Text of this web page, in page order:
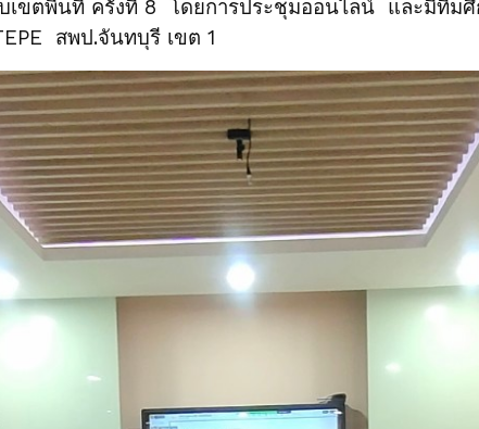
บเขตพื้นที่ ครั้งที่ 8 โดยการประชุมออนไลน์ และมีที
สพป.จันทบุรี เขต 1